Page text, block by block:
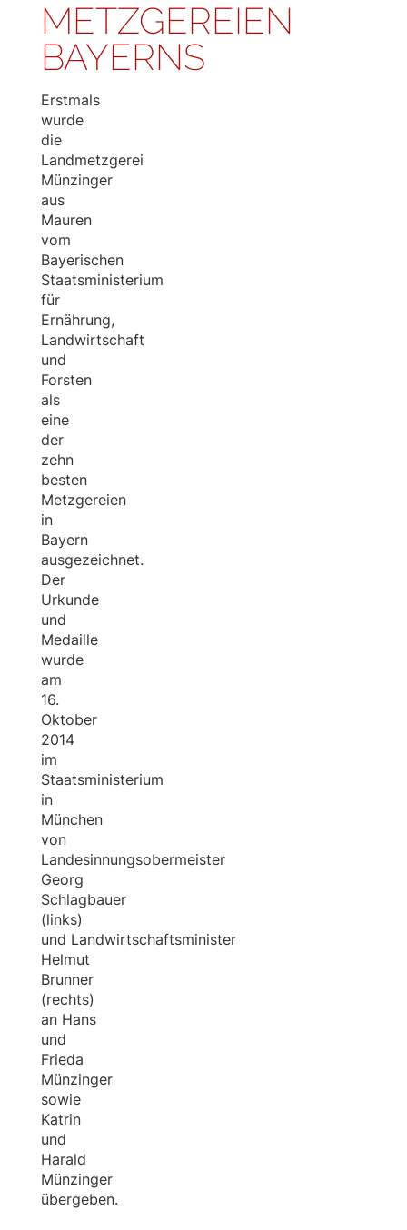
METZGEREIEN
BAYERNS
Erstmals
wurde
die
Landmetzgerei
Münzinger
aus
Mauren
vom
Bayerischen
Staatsministerium
für
Ernährung,
Landwirtschaft
und
Forsten
als
eine
der
zehn
besten
Metzgereien
in
Bayern
ausgezeichnet.
Der
Urkunde
und
Medaille
wurde
am
16.
Oktober
2014
im
Staatsministerium
in
München
von
Landesinnungsobermeister
Georg
Schlagbauer
(links)
und Landwirtschaftsminister
Helmut
Brunner
(rechts)
an Hans
und
Frieda
Münzinger
sowie
Katrin
und
Harald
Münzinger
übergeben.